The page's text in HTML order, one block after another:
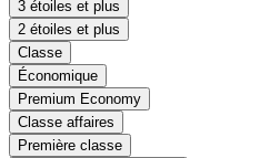
3 étoiles et plus
2 étoiles et plus
Classe
Économique
Premium Economy
Classe affaires
Première classe